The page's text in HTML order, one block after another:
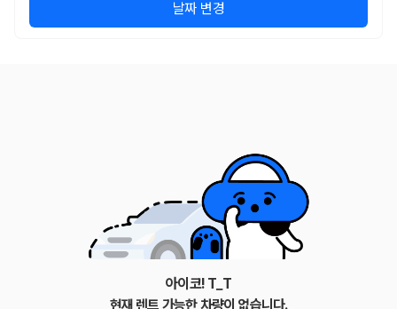
날짜 변경
아이코! T_T
현재 렌트 가능한 차량이 없습니다.